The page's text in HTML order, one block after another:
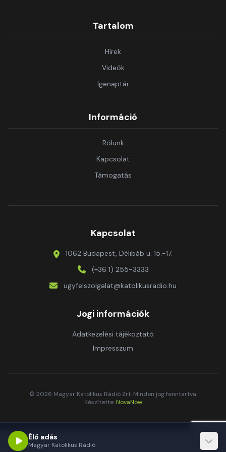
Tartalom
Hírek
Videók
Igenaptár
Információ
Rólunk
Kapcsolat
Támogatás
Kapcsolat
1062 Budapest, Délibáb u. 15.-17.
(+36 1) 255-3333
ugyfelszolgalat@katolikusradio.hu
Jogi információk
Adatkezelési tájékoztató
Impresszum
© 2026 Magyar Katolikus Rádió Zrt. Minden jog fenntartva.
Készítette: NovaNow
Élő adás
Magyar Katolikus Rádió